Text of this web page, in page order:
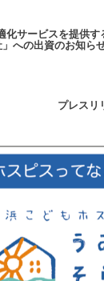
化サービスを提供
への出資のお知ら
プレスリ